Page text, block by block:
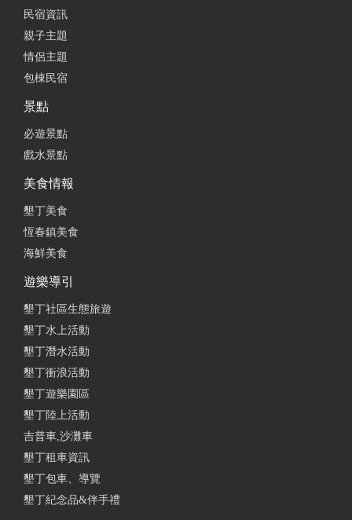
民宿資訊
親子主題
情侶主題
包棟民宿
景點
必遊景點
戲水景點
美食情報
墾丁美食
恆春鎮美食
海鮮美食
遊樂導引
墾丁社區生態旅遊
墾丁水上活動
墾丁潛水活動
墾丁衝浪活動
墾丁遊樂園區
墾丁陸上活動
吉普車,沙灘車
墾丁租車資訊
墾丁包車、導覽
墾丁紀念品&伴手禮